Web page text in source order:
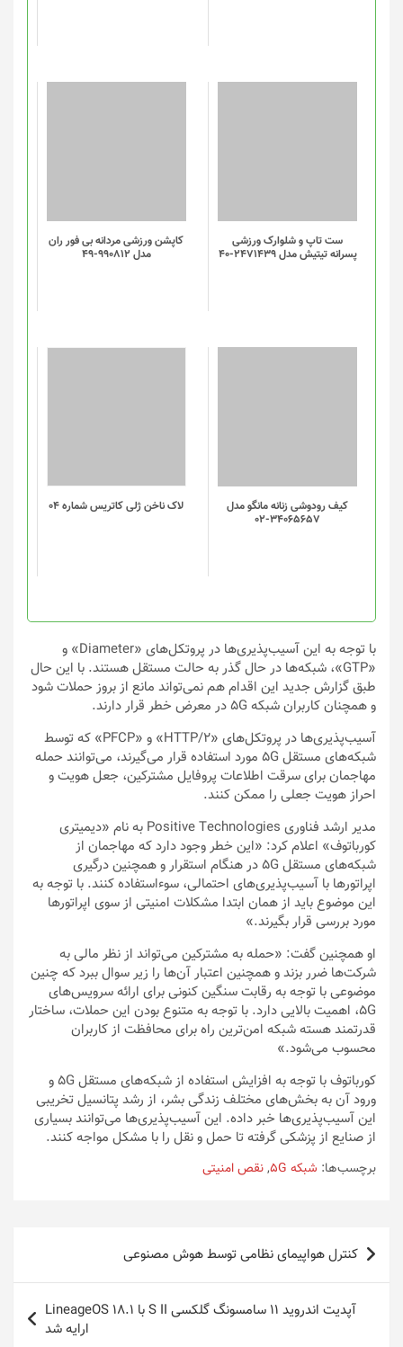
ست تاپ و شلوارک ورزشی
پسرانه تیتیش مدل 2471439-40
کاپشن ورزشی مردانه بی فور ران
مدل 990812-49
کیف رودوشی زنانه مانگو مدل
34065657-02
لاک ناخن ژلی کاتریس شماره 04
با توجه به این آسیب‌پذیری‌ها در پروتکل‌های «Diameter» و
«GTP»، شبکه‌ها در حال گذر به حالت مستقل هستند. با این حال
طبق گزارش جدید این اقدام هم نمی‌‌تواند مانع از بروز حملات شود
و همچنان کاربران شبکه 5G در معرض خطر قرار دارند.
آسیب‌پذیری‌ها در پروتکل‌های «HTTP/2» و «PFCP» که توسط
شبکه‌های مستقل 5G مورد استفاده قرار می‌گیرند، می‌توانند حمله
مهاجمان برای سرقت اطلاعات پروفایل مشترکین، جعل هویت و
احراز هویت جعلی را ممکن کنند.
مدیر ارشد فناوری Positive Technologies به نام «دیمیتری
کورباتوف» اعلام کرد: «این خطر وجود دارد که مهاجمان از
شبکه‌های مستقل 5G در هنگام استقرار و همچنین درگیری
اپراتورها با آسیب‌پذیری‌های احتمالی، سوءاستفاده کنند. با توجه به
این موضوع باید از همان ابتدا مشکلات امنیتی از سوی اپراتورها
مورد بررسی قرار بگیرند.»
او همچنین گفت: «حمله به مشترکین می‌تواند از نظر مالی به
شرکت‌ها ضرر بزند و همچنین اعتبار آن‌ها را زیر سوال ببرد که چنین
موضوعی با توجه به رقابت سنگین کنونی برای ارائه سرویس‌های
5G، اهمیت بالایی دارد. با توجه به متنوع بودن این حملات، ساختار
قدرتمند هسته شبکه امن‌ترین راه برای محافظت از کاربران
محسوب می‌شود.»
کورباتوف با توجه به افزایش استفاده از شبکه‌های مستقل 5G و
ورود آن به بخش‌های مختلف زندگی بشر، از رشد پتانسیل تخریبی
این آسیب‌پذیری‌ها خبر داده. این آسیب‌پذیری‌ها می‌توانند بسیاری
از صنایع از پزشکی گرفته تا حمل و نقل را با مشکل مواجه کنند.
برچسب‌ها: شبکه‌ 5G ,نقص امنیتی
راهبری
نوشته
کنترل هواپیمای نظامی توسط هوش مصنوعی
آپدیت اندروید ۱۱ سامسونگ گلکسی S II با LineageOS 18.1
ارایه شد